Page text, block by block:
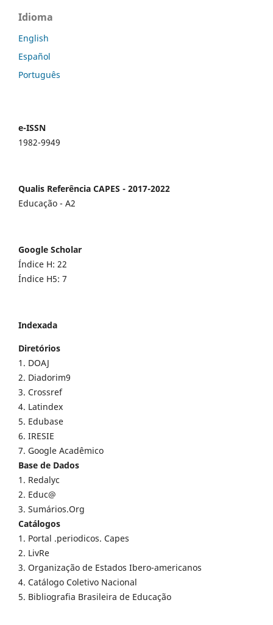
Idioma
English
Español
Português
e-ISSN
1982-9949
Qualis Referência CAPES - 2017-2022
Educação - A2
Google Scholar
Índice H: 22
Índice H5: 7
Indexada
Diretórios
1. DOAJ
2. Diadorim9
3. Crossref
4. Latindex
5. Edubase
6. IRESIE
7. Google Acadêmico
Base de Dados
1. Redalyc
2. Educ@
3. Sumários.Org
Catálogos
1. Portal .periodicos. Capes
2. LivRe
3. Organização de Estados Ibero-americanos
4. Catálogo Coletivo Nacional
5. Bibliografia Brasileira de Educação